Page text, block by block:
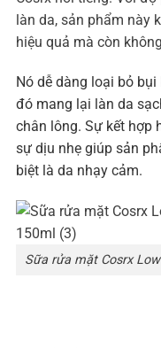
làn da, sản phẩm này
hiệu quả mà còn
Nó dễ dàng loại bỏ
đó mang lại làn da
chân lông. Sự kết hợp
sự dịu nhẹ giúp sản
biệt là da nhạy cảm.
Sữa rửa mặt Cosrx